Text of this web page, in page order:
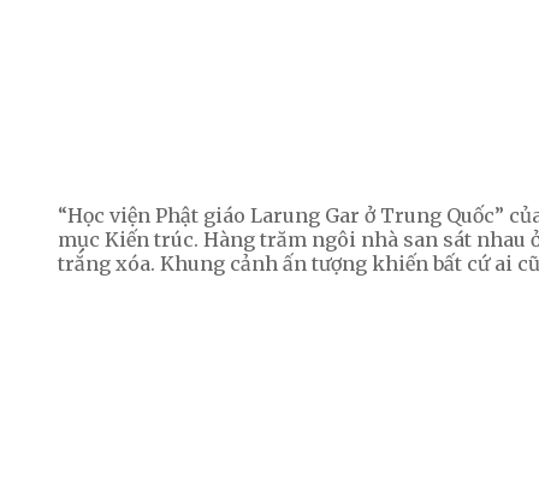
“Học viện Phật giáo Larung Gar ở Trung Quốc”
mục Kiến trúc. Hàng trăm ngôi nhà san sát nhau
trắng xóa. Khung cảnh ấn tượng khiến bất cứ ai